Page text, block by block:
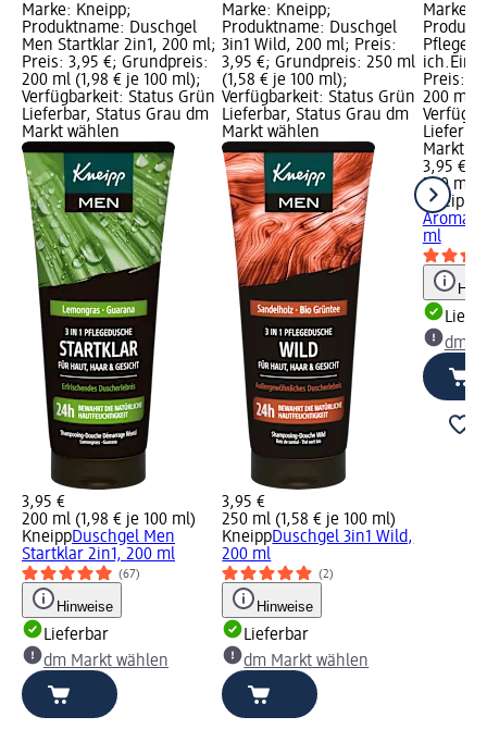
Marke: Kneipp;
Produktname: Duschgel
Men Startklar 2in1, 200 ml;
Preis: 3,95 €; Grundpreis:
200 ml (1,98 € je 100 ml);
Verfügbarkeit: Status Grün
Lieferbar, Status Grau dm
Markt wählen
3,95 €
200 ml (1,98 € je 100 ml)
KneippDuschgel Men
Startklar 2in1, 200 ml
(67)
Hinweise
Lieferbar
dm Markt wählen
Marke: Kneipp;
Produktname: Duschgel
3in1 Wild, 200 ml; Preis:
3,95 €; Grundpreis: 250 ml
(1,58 € je 100 ml);
Verfügbarkeit: Status Grün
Lieferbar, Status Grau dm
Markt wählen
3,95 €
250 ml (1,58 € je 100 ml)
KneippDuschgel 3in1 Wild,
200 ml
(2)
Hinweise
Lieferbar
dm Markt wählen
Marke:
Preis:
200 ml
Markt
3,95 €
200 ml
Kneipp
Aroma
ml
dm